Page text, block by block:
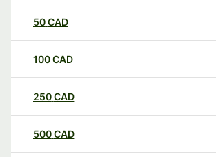
50CAD
100CAD
250CAD
500CAD